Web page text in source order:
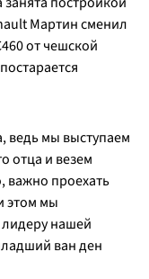
Мартин сменил
от чешской
ведь мы выступаем
отца и везем
важно проехать
этом мы
нашей
ван ден